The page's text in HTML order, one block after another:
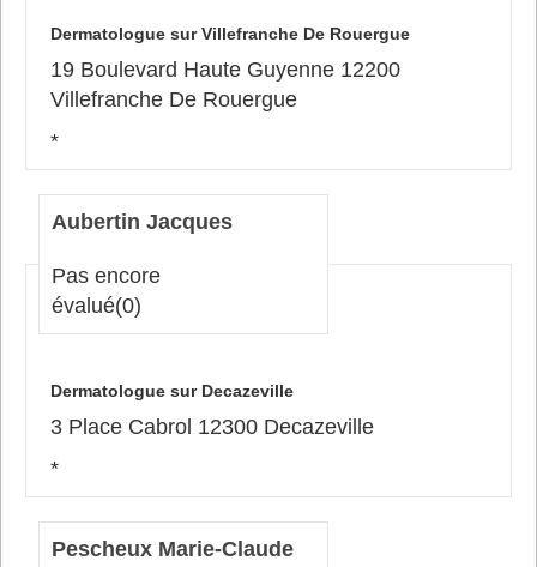
Dermatologue sur Villefranche De Rouergue
19 Boulevard Haute Guyenne 12200
Villefranche De Rouergue
*
Aubertin Jacques
Pas encore
évalué(0)
Dermatologue sur Decazeville
3 Place Cabrol 12300 Decazeville
*
Pescheux Marie-Claude